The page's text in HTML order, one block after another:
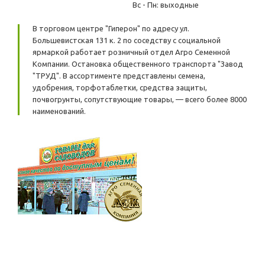
Вс - Пн: выходные
В торговом центре "Гиперон" по адресу ул.
Большевистская 131 к. 2 по соседству с социальной
ярмаркой работает розничный отдел Агро Семенной
Компании. Остановка общественного транспорта "Завод
"ТРУД". В ассортименте представлены семена,
удобрения, торфотаблетки, средства защиты,
почвогрунты, сопутствующие товары, — всего более 8000
наименований.